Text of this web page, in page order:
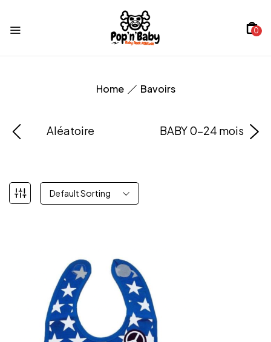
0
Home Bavoirs
Aléatoire BABY 0-24 mois
Default Sorting